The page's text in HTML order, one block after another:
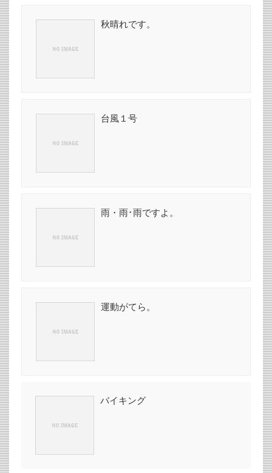
秋晴れです。
台風１号
雨・雨･雨ですよ。
運動がてら。
バイキング